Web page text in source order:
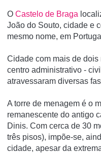
O Castelo de Braga
João do Souto, cidade e
mesmo nome, em
Cidade com mais de
centro administrativo -
atravessaram diversas
A torre de menagem é o
remanescente do antigo
Dinis. Com cerca de 30
três pisos), impõe-se,
cidade, apesar da